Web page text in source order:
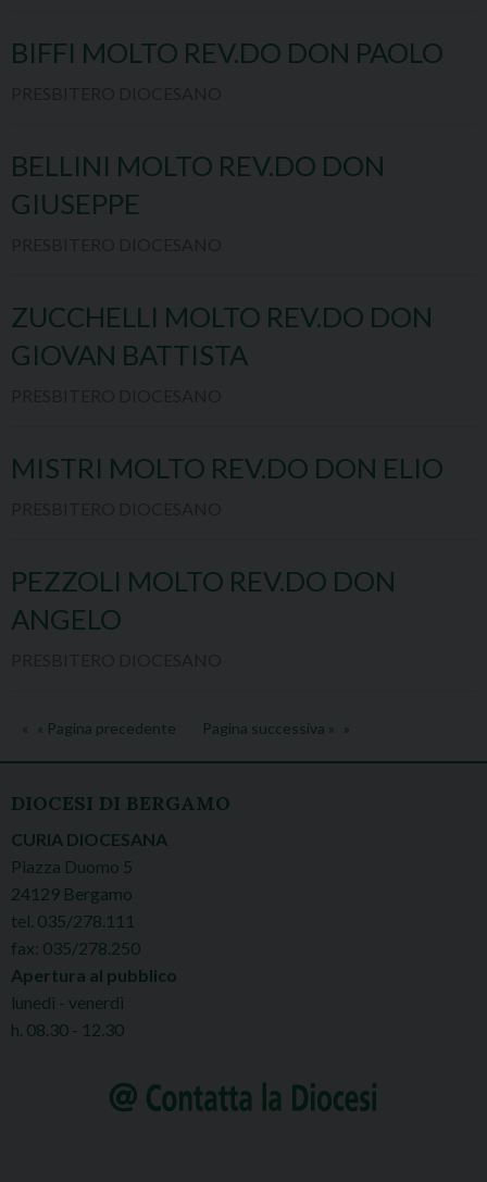
BIFFI MOLTO REV.DO DON PAOLO
BELLINI MOLTO REV.DO DON
GIUSEPPE
ZUCCHELLI MOLTO REV.DO DON
GIOVAN BATTISTA
MISTRI MOLTO REV.DO DON ELIO
PEZZOLI MOLTO REV.DO DON
ANGELO
« Pagina precedente Pagina successiva »
DIOCESI DI BERGAMO
CURIA DIOCESANA
Piazza Duomo 5
24129 Bergamo
tel. 035/278.111
fax: 035/278.250
Apertura al pubblico
lunedì - venerdì
h. 08.30 - 12.30